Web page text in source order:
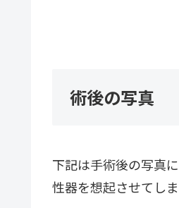
術後の写真
下記は手術後の写真
性器を想起させてし